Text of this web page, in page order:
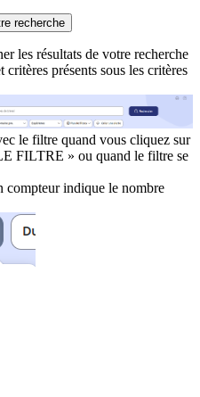
recherche
les résultats de votre recherche
présents sous les critères
le filtre quand vous cliquez sur
FILTRE » ou quand le filtre se
compteur indique le nombre